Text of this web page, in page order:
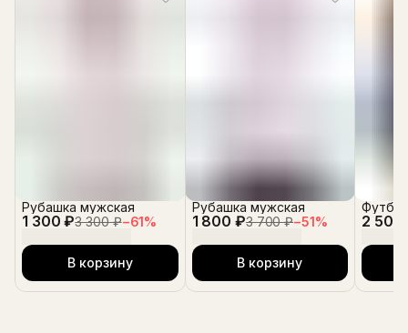
1 300 ₽3 300 ₽−61%
Рубашка мужская
В корзину
1 800 ₽3 700 ₽−51%
Рубашка мужская
В корзину
2 500